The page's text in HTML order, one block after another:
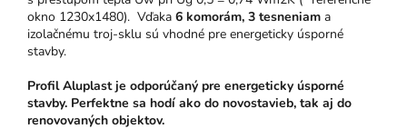
okno 1230x1480). Vďaka 6 komorám, 3 tesneniam a
izolačnému troj-sklu sú vhodné pre energeticky úsporné
stavby.
Profil Aluplast je odporúčaný pre energeticky úsporné
stavby. Perfektne sa hodí ako do novostavieb, tak aj do
renovovaných objektov.